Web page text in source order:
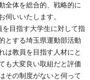
全体を総合的、戦略的に
伺いいたします。
目指す大学生に対して指
とする埼玉県運動部活動
は教員を目指す人材にと
も大変良い取組だと評価
その制度がないと伺って